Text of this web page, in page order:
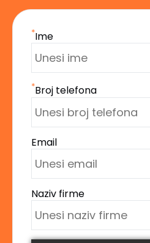
*Ime
*Broj telefona
Email
Naziv firme